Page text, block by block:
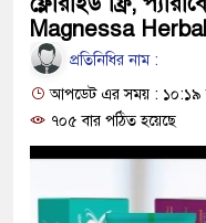
Magnessa
প্রতিনিধির নাম :
আপডেট এর সময় : ১০:১৯
৭০৫ বার পঠিত হয়েছে